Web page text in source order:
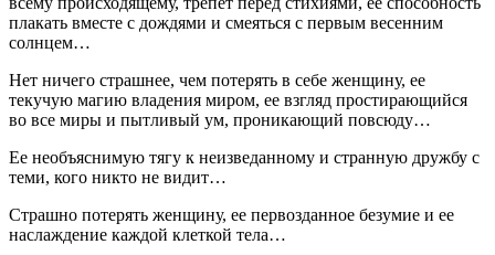
плакать вместе с дождями и смеяться с первым весенним
солнцем…
Нет ничего страшнее, чем потерять в себе женщину, ее
текучую магию владения миром, ее взгляд простирающийся
во все миры и пытливый ум, проникающий повсюду…
Ее необъяснимую тягу к неизведанному и странную дружбу с
теми, кого никто не видит…
Страшно потерять женщину, ее первозданное безумие и ее
наслаждение каждой клеткой тела…